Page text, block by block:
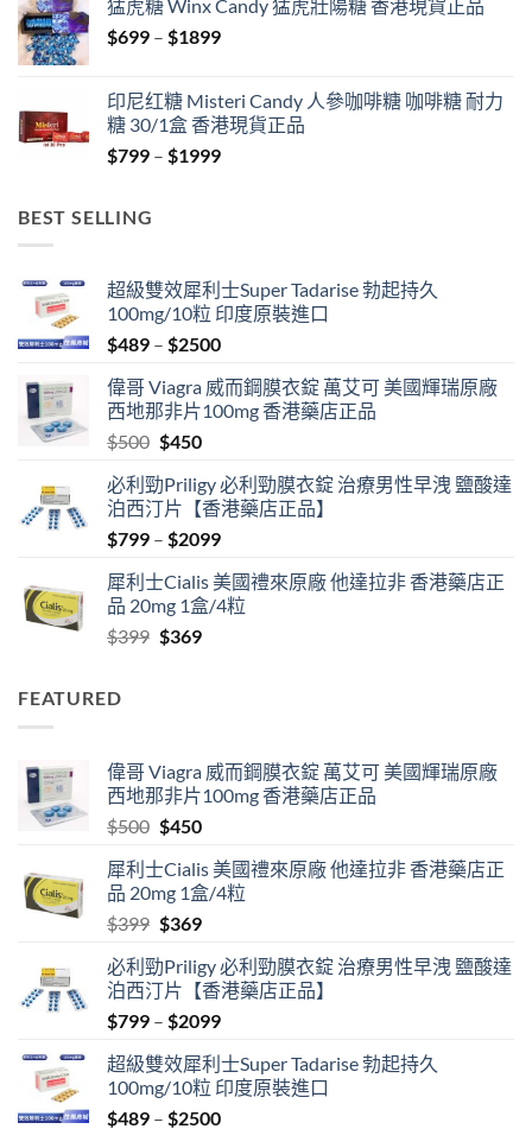
through
$1849
猛虎糖 Winx Candy 猛虎壯陽糖 香港現貨正品
$699 – $1899Price
through
$1899
印尼红糖 Misteri Candy 人參咖啡糖 咖啡糖 耐力
糖 30/1盒 香港現貨正品
$799 – $1999Price
BEST SELLING
超級雙效犀利士Super Tadarise 勃起持久
100mg/10粒 印度原裝進口
$489 – $2500Price
$489
through
偉哥 Viagra 威而鋼膜衣錠 萬艾可 美國輝瑞原廠
西地那非片100mg 香港藥店正品
$500 Original
was:
$500.
$450Current
is:
$450.
必利勁Priligy 必利勁膜衣錠 治療男性早洩 鹽酸達
泊西汀片【香港藥店正品】
$799 – $2099Price
$799
through
犀利士Cialis 美國禮來原廠 他達拉非 香港藥店正
品 20mg 1盒/4粒
$399 Original
$369Current
FEATURED
偉哥 Viagra 威而鋼膜衣錠 萬艾可 美國輝瑞原廠
西地那非片100mg 香港藥店正品
$500 Original
was:
$500.
$450Current
is:
$450.
犀利士Cialis 美國禮來原廠 他達拉非 香港藥店正
品 20mg 1盒/4粒
$399 Original
was:
$399.
$369Current
is:
$369.
必利勁Priligy 必利勁膜衣錠 治療男性早洩 鹽酸達
泊西汀片【香港藥店正品】
$799 – $2099Price
$799
through
$2099
超級雙效犀利士Super Tadarise 勃起持久
100mg/10粒 印度原裝進口
$489 – $2500Price